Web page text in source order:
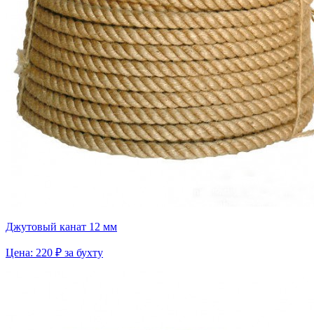
Джутовый канат 12 мм
Цена: 220 ₽ за бухту